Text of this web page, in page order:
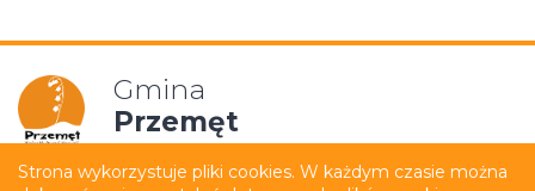
Gmina
Przemęt
Strona wykorzystuje pliki cookies. W każdym czasie można